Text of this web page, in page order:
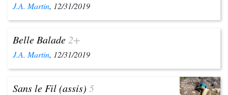
J.A. Martin, 12/31/2019
Belle Balade 2+
J.A. Martin, 12/31/2019
Sans le Fil (assis) 5